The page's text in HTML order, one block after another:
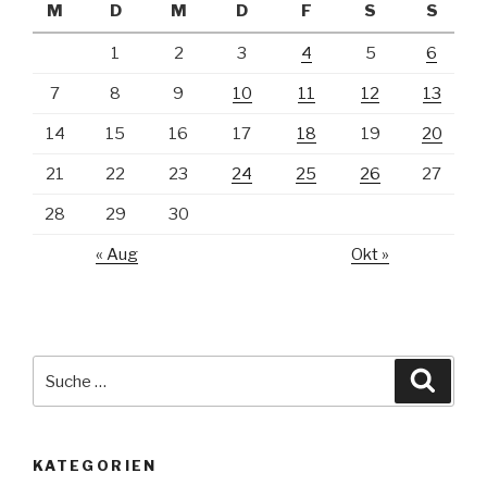
M
D M D F S S
1 2 3 4 5 6
7 8 9 10 11 12 13
14 15 16 17 18 19 20
21 22 23 24 25 26 27
28 29 30
« Aug Okt »
nach:
KATEGORIEN